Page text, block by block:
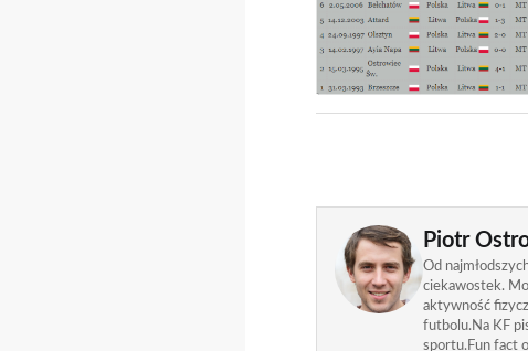
Piotr
Od
ciekawostek.
aktywność
futbolu.Na KF
sportu.Fun fact